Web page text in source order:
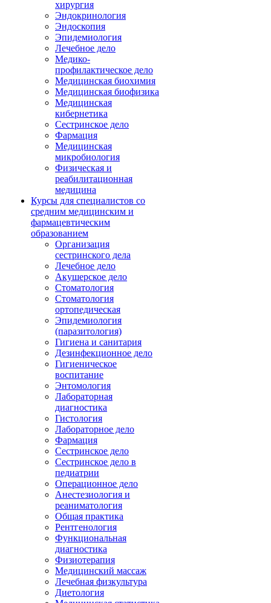
хирургия
Эндокринология
Эндоскопия
Эпидемиология
Лечебное дело
Медико-
профилактическое дело
Медицинская биохимия
Медицинская биофизика
Медицинская
кибернетика
Сестринское дело
Фармация
Медицинская
микробиология
Физическая и
реабилитационная
медицина
Курсы для специалистов со
средним медицинским и
фармацевтическим
образованием
Организация
сестринского дела
Лечебное дело
Акушерское дело
Стоматология
Стоматология
ортопедическая
Эпидемиология
(паразитология)
Гигиена и санитария
Дезинфекционное дело
Гигиеническое
воспитание
Энтомология
Лабораторная
диагностика
Гистология
Лабораторное дело
Фармация
Сестринское дело
Сестринское дело в
педиатрии
Операционное дело
Анестезиология и
реаниматология
Общая практика
Рентгенология
Функциональная
диагностика
Физиотерапия
Медицинский массаж
Лечебная физкультура
Диетология